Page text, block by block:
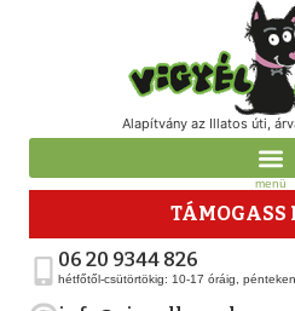
Alapítvány az Illatos úti,
menü
TÁMOGASS
06 20 9344 826
hétfőtől-csütörtökig: 10-17 óráig,